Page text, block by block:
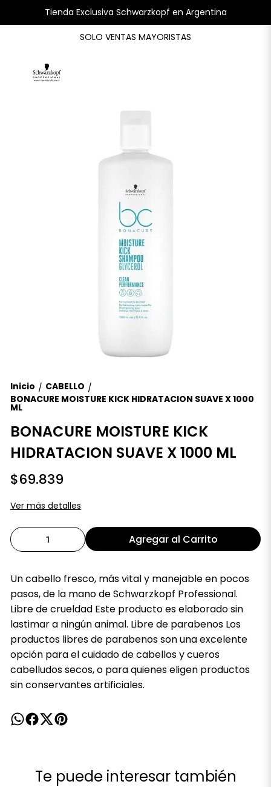
Tienda Exclusiva Schwarzkopf en Argentina
SOLO VENTAS MAYORISTAS
Inicio / CABELLO /
BONACURE MOISTURE KICK HIDRATACION SUAVE X 1000
ML
BONACURE MOISTURE KICK
HIDRATACION SUAVE X 1000 ML
$69.839
Ver más detalles
Agregar al Carrito
Un cabello fresco, más vital y manejable en pocos
pasos, de la mano de Schwarzkopf Professional.
Libre de crueldad Este producto es elaborado sin
lastimar a ningún animal. Libre de parabenos Los
productos libres de parabenos son una excelente
opción para el cuidado de cabellos y cueros
cabelludos secos, o para quienes eligen productos
sin conservantes artificiales.
Te puede interesar también